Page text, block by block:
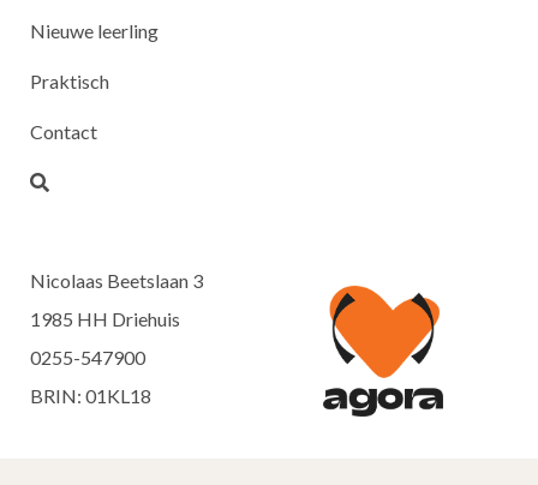
Nieuwe leerling
Praktisch
Contact
Nicolaas Beetslaan 3
1985 HH Driehuis
0255-547900
BRIN: 01KL18